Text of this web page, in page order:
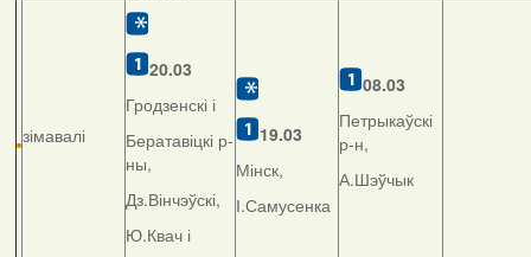
зімавалі
20.03
Гродзенскі і
Бератавіцкі р-
ны,
Дз.Вінчэўскі,
Ю.Квач і
19.03
Мінск,
І.Самусенка
08.03
Петрыкаўскі
р-н,
А.Шэўчык